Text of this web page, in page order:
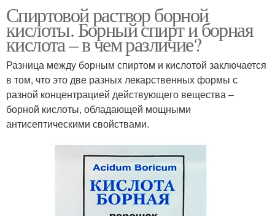
Спиртовой раствор борной
кислоты. Борный спирт и борная
кислота – в чем различие?
Разница между борным спиртом и кислотой заключается
в том, что это две разных лекарственных формы с
разной концентрацией действующего вещества –
борной кислоты, обладающей мощными
антисептическими свойствами.